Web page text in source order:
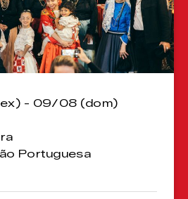
- 09/08 (dom)
Portuguesa